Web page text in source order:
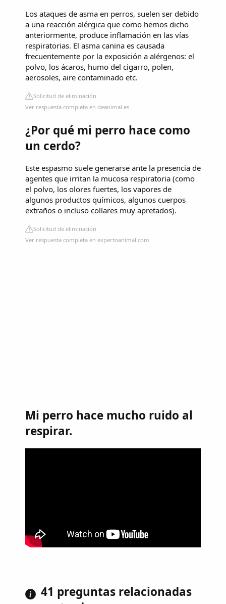
Los ataques de asma en perros, suelen ser debido
a una reacción alérgica que como hemos dicho
anteriormente, produce inflamación en las vías
respiratorias. El asma canina es causada
frecuentemente por la exposición a alérgenos: el
polvo, los ácaros, humo del cigarro, polen,
aerosoles, aire contaminado etc.
Solicitud de eliminación
Ver respuesta completa en deanimal.es
¿Por qué mi perro hace como
un cerdo?
Este espasmo suele generarse ante la presencia de
agentes que irritan la mucosa respiratoria (como
el polvo, los olores fuertes, los vapores de
algunos productos químicos, algunos cuerpos
extraños o incluso collares muy apretados).
Solicitud de eliminación
Ver respuesta completa en expertoanimal.com
Mi perro hace mucho ruido al
respirar.
41 preguntas relacionadas